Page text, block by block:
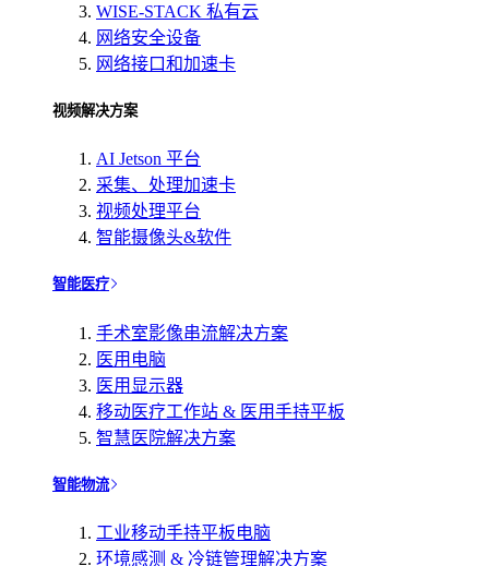
WISE-STACK 私有云
网络安全设备
网络接口和加速卡
视频解决方案
AI Jetson 平台
采集、处理加速卡
视频处理平台
智能摄像头&软件
智能医疗
手术室影像串流解决方案
医用电脑
医用显示器
移动医疗工作站 & 医用手持平板
智慧医院解决方案
智能物流
工业移动手持平板电脑
环境感测 & 冷链管理解决方案